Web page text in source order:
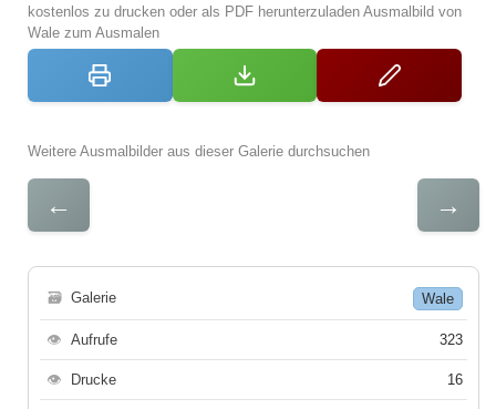
kostenlos zu drucken oder als PDF herunterzuladen Ausmalbild von
Wale zum Ausmalen
Weitere Ausmalbilder aus dieser Galerie durchsuchen
← →
🗃 Galerie Wale
👁 Aufrufe 323
👁 Drucke 16